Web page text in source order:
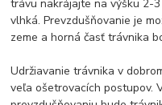
trávu nakrájajte na výšku 2-
vlhká. Prevzdušňovanie je
zeme a horná časť trávnika
Udržiavanie trávnika v
veľa ošetrovacích postupov.